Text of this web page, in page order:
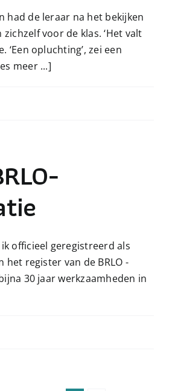
had de leraar na het bekijken
voor de klas. ‘Het valt
‘Een opluchting’, zei een
meer ...]
officieel geregistreerd als
register van de BRLO -
30 jaar werkzaamheden in